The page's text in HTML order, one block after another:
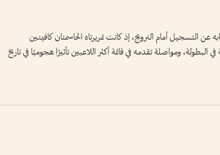
عن التسجيل أمام النرويج، إذ كانت تمريرتاه الحاسمتان كافيتين
في البطولة، ومواصلة تقدمه في قائمة أكثر اللاعبين تأثيرًا هجوميًا في تاريخ